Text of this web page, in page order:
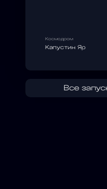
Космодром
Капустин Яр
Все